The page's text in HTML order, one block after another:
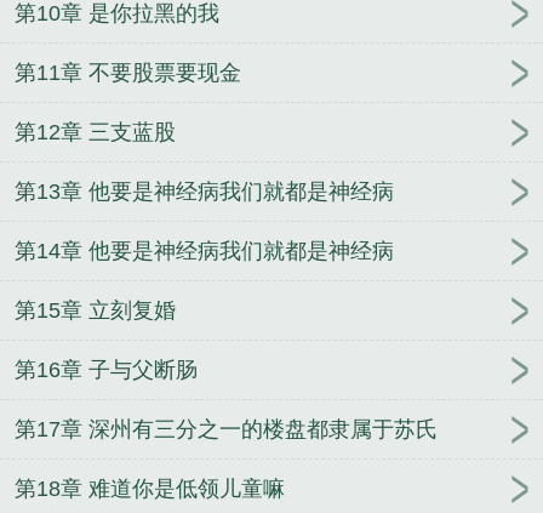
第10章 是你拉黑的我
第11章 不要股票要现金
第12章 三支蓝股
第13章 他要是神经病我们就都是神经病
第14章 他要是神经病我们就都是神经病
第15章 立刻复婚
第16章 子与父断肠
第17章 深州有三分之一的楼盘都隶属于苏氏
第18章 难道你是低领儿童嘛